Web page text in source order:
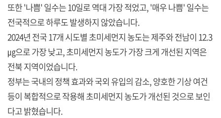
또한 '나쁨' 일수는 10일로 역대 가장 적었고, '매우 나쁨' 일수는
전국적으로 하루도 발생하지 않았습니다.
2024년 전국 17개 시도별 초미세먼지 농도는 제주와 전남이 12.3
㎍으로 가장 낮고, 초미세먼지 농도가 가장 크게 개선된 지역은
전북 지역이었습니다.
정부는 국내의 정책 효과와 국외 유입의 감소, 양호한 기상 여건
등이 복합적으로 작용해 초미세먼지 농도가 개선된 것으로 보인
다고 밝혔습니다.